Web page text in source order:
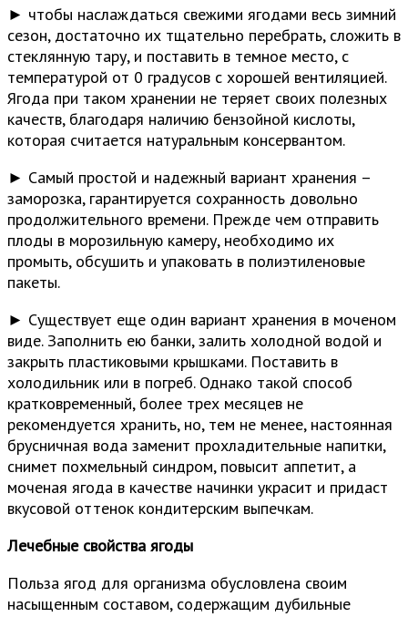
► чтобы наслаждаться свежими ягодами весь зимний
сезон, достаточно их тщательно перебрать, сложить в
стеклянную тару, и поставить в темное место, с
температурой от 0 градусов с хорошей вентиляцией.
Ягода при таком хранении не теряет своих полезных
качеств, благодаря наличию бензойной кислоты,
которая считается натуральным консервантом.
► Самый простой и надежный вариант хранения –
заморозка, гарантируется сохранность довольно
продолжительного времени. Прежде чем отправить
плоды в морозильную камеру, необходимо их
промыть, обсушить и упаковать в полиэтиленовые
пакеты.
► Существует еще один вариант хранения в моченом
виде. Заполнить ею банки, залить холодной водой и
закрыть пластиковыми крышками. Поставить в
холодильник или в погреб. Однако такой способ
кратковременный, более трех месяцев не
рекомендуется хранить, но, тем не менее, настоянная
брусничная вода заменит прохладительные напитки,
снимет похмельный синдром, повысит аппетит, а
моченая ягода в качестве начинки украсит и придаст
вкусовой оттенок кондитерским выпечкам.
Лечебные свойства ягоды
Польза ягод для организма обусловлена своим
насыщенным составом, содержащим дубильные